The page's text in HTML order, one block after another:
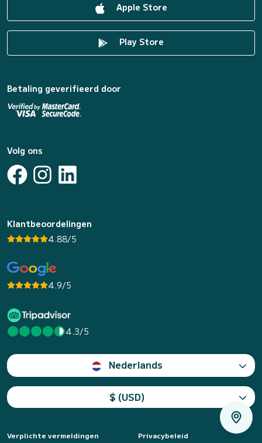
Apple Store
Play Store
Betaling geverifieerd door
Volg ons
Klantbeoordelingen
4.88/5
4.9/5
4.3/5
Nederlands
$ (USD)
Verplichte vermeldingen
Privacybeleid